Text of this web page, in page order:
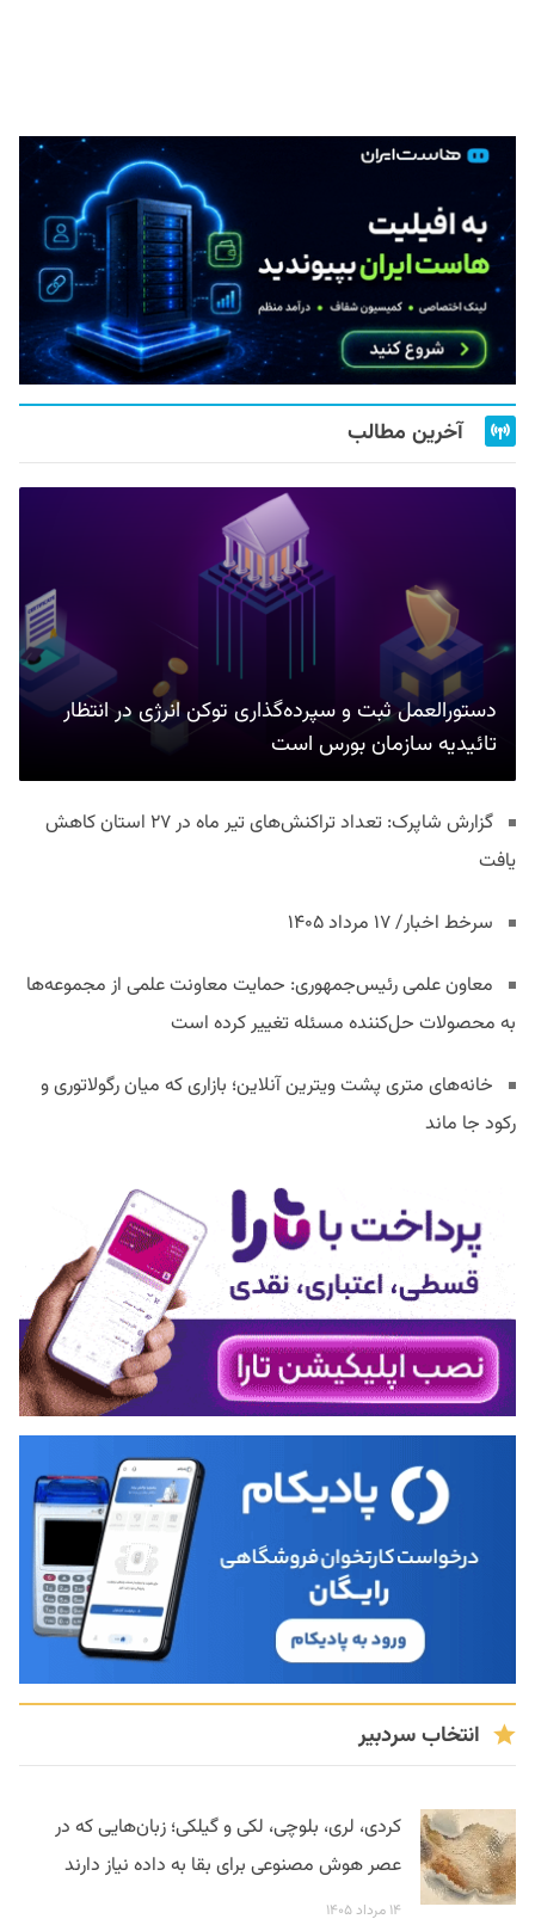
آخرین مطالب
دستورالعمل ثبت و سپرده‌گذاری توکن انرژی در انتظار
تائیدیه سازمان بورس است
گزارش شاپرک: تعداد تراکنش‌های تیر ماه در ۲۷ استان‌ کاهش
یافت
سرخط اخبار/ ۱۷ مرداد ۱۴۰۵
معاون علمی رئیس‌جمهوری: حمایت معاونت علمی از مجموعه‌ها
به محصولات حل‌کننده مسئله تغییر کرده است
خانه‌های متری پشت ویترین آنلاین؛ بازاری که میان رگولاتوری و
رکود جا ماند
انتخاب سردبیر
کردی، لری، بلوچی، لکی و گیلکی؛ زبان‌هایی که در
عصر هوش مصنوعی برای بقا به داده نیاز دارند
۱۴ مرداد ۱۴۰۵